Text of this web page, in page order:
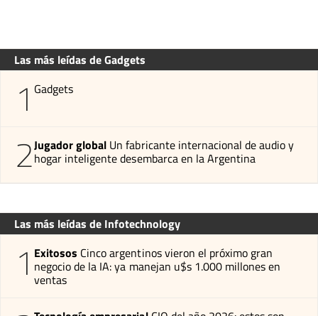
Las más leídas de Gadgets
1 Gadgets
2Jugador global Un fabricante internacional de audio y
hogar inteligente desembarca en la Argentina
Las más leídas de Infotechnology
1 Exitosos Cinco argentinos vieron el próximo gran
negocio de la IA: ya manejan u$s 1.000 millones en
ventas